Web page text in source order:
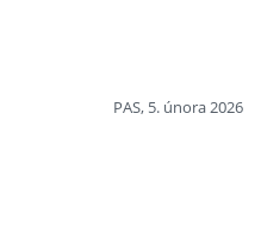
PAS, 5. února 2026